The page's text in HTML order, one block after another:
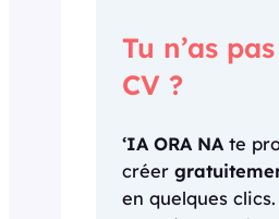
Tu n’as
CV ?
‘IA ORA NA te
créer
en quelques